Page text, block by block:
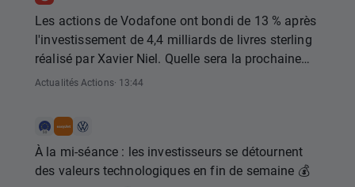
Les actions de Vodafone ont bondi de 13 % après
l'investissement de 4,4 milliards de livres sterling
réalisé par Xavier Niel. Quelle sera la prochaine
évolution du titre ?
Actualités Actions· 13:44
À la mi-séance : les investisseurs se détournent
des valeurs technologiques en fin de semaine 💰